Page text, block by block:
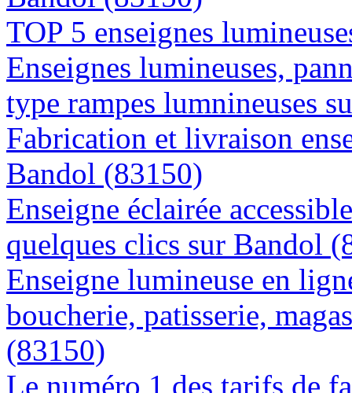
TOP 5 enseignes
Enseignes lumineuses,
type rampes lumnineuses
Fabrication et livraison
Bandol (83150)
Enseigne éclairée
quelques clics sur Bandol
Enseigne lumineuse en
boucherie, patisserie,
(83150)
Le numéro 1 des tarifs de